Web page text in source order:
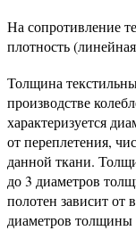
На сопротивление
плотность
Толщина
производстве
характеризуется
от переплетения,
данной ткани.
до 3 диаметров
полотен зависит от
диаметров толщины